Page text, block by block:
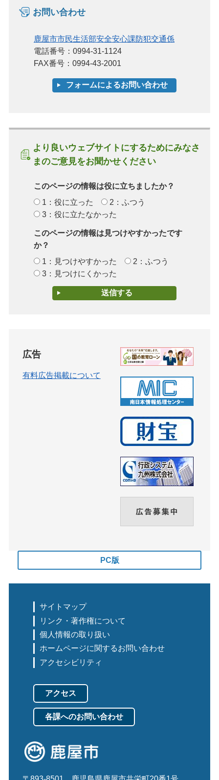
お問い合わせ
鹿屋市市民生活部安全安心課防犯交通係
電話番号：0994-31-1124
FAX番号：0994-43-2001
より良いウェブサイトにするためにみなさ
まのご意見をお聞かせください
このページの情報は役に立ちましたか？
1：役に立った
2：ふつう
3：役に立たなかった
このページの情報は見つけやすかったです
か？
1：見つけやすかった
2：ふつう
3：見つけにくかった
広告
有料広告掲載について
PC版
サイトマップ
リンク・著作権について
個人情報の取り扱い
ホームページに関するお問い合わせ
アクセシビリティ
アクセス
各課へのお問い合わせ